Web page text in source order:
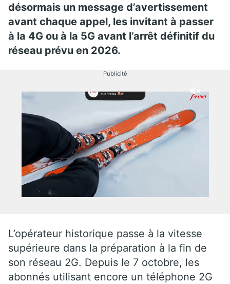
désormais un message d’avertissement
avant chaque appel, les invitant à passer
à la 4G ou à la 5G avant l’arrêt définitif du
réseau prévu en 2026.
Publicité
L’opérateur historique passe à la vitesse
supérieure dans la préparation à la fin de
son réseau 2G. Depuis le 7 octobre, les
abonnés utilisant encore un téléphone 2G